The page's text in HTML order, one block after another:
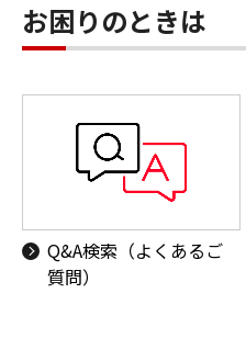
お困りのときは
Q&A検索（よくあるご
質問）